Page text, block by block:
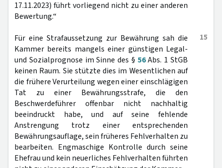
17.11.2023) führt vorliegend nicht zu einer anderen
Bewertung.“
15
Für eine Strafaussetzung zur Bewährung sah die
Kammer bereits mangels einer günstigen Legal-
und Sozialprognose im Sinne des § 56Abs. 1 StGB
keinen Raum. Sie stützte dies im Wesentlichen auf
die frühere Verurteilung wegen einer einschlägigen
Tat zu einer Bewährungsstrafe, die den
Beschwerdeführer offenbar nicht nachhaltig
beeindruckt habe, und auf seine fehlende
Anstrengung trotz einer entsprechenden
Bewährungsauflage, sein früheres Fehlverhalten zu
bearbeiten. Engmaschige Kontrolle durch seine
Ehefrau und kein neuerliches Fehlverhalten führten